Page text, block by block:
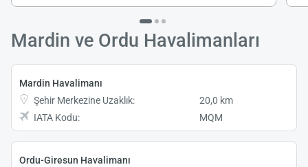
Mardin ve Ordu Havalimanları
Mardin Havalimanı
Şehir Merkezine Uzaklık:
20,0 km
IATA Kodu:
MQM
Ordu-Giresun Havalimanı